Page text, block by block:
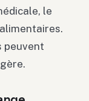
le
peuvent